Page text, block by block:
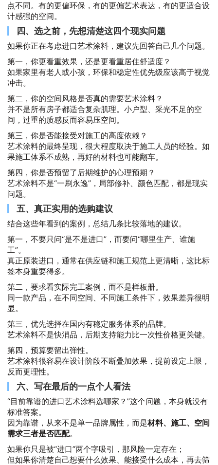
点不同。有的更偏环保，有的更偏艺术表达，有的更适合设
计感强的空间。
四、选之前，先想清楚这四个现实问题
如果你正在考虑进口艺术涂料，建议先回答自己几个问题。
第一，你更看重效果，还是更看重居住舒适度？
如果家里有老人或小孩，环保和稳定性优先级应该高于视觉
冲击。
第二，你的空间风格是否真的需要艺术涂料？
并不是所有房子都适合复杂肌理。小户型、采光不足的空
间，过重的质感反而容易压空间。
第三，你是否能接受对施工的高度依赖？
艺术涂料的最终呈现，很大程度取决于施工人员的经验。如
果施工体系不成熟，再好的材料也可能翻车。
第四，你是否预留了后期维护的心理预期？
艺术涂料不是“一刷永逸”，局部修补、颜色匹配，都是现实
问题。
五、真正实用的选购建议
结合这些年看到的案例，总结几条比较落地的建议。
第一，不要只问“是不是进口”，而要问“哪里生产、谁施
工”。
真正原装进口，通常在供应链和施工规范上更清晰，这比标
签本身重要得多。
第二，要求看实际完工案例，而不是样板册。
同一款产品，在不同空间、不同施工条件下，效果差异很明
显。
第三，优先选择在国内有稳定服务体系的品牌。
艺术涂料不是快消品，后期支持能力比一次性价格更关键。
第四，预算要留出弹性。
艺术涂料很容易在设计阶段不断叠加效果，提前设定上限，
反而更理性。
六、写在最后的一点个人看法
“目前靠谱的进口艺术涂料选哪家？”这个问题，本身就没有
标准答案。
因为靠谱，从来不是单一品牌属性，而是材料、施工、空间
需求三者是否匹配。
如果你只是被“进口”两个字吸引，那风险一定存在；
但如果你清楚自己想要什么效果、能接受什么成本，再去筛